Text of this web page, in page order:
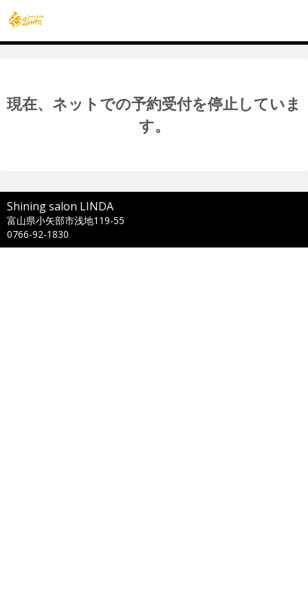
現在、ネットでの予約受付を停止していま
す。
Shining salon LINDA
富山県小矢部市浅地119-55
0766-92-1830